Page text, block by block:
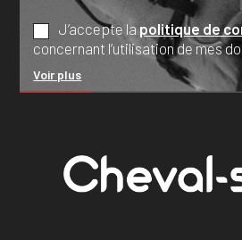
J’accepte lapolitique de
concernant l’utilisation de mes
Voir plus